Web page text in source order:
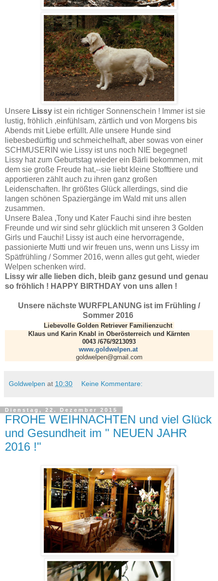
Unsere Lissy ist ein richtiger Sonnenschein ! Immer ist sie
lustig, fröhlich ,einfühlsam, zärtlich und von Morgens bis
Abends mit Liebe erfüllt. Alle unsere Hunde sind
liebesbedürftig und schmeichelhaft, aber sowas von einer
SCHMUSERIN wie Lissy ist uns noch NIE begegnet!
Lissy hat zum Geburtstag wieder ein Bärli bekommen, mit
dem sie große Freude hat,--sie liebt kleine Stofftiere und
apportieren zählt auch zu ihren ganz großen
Leidenschaften. Ihr größtes Glück allerdings, sind die
langen schönen Spaziergänge im Wald mit uns allen
zusammen.
Unsere Balea ,Tony und Kater Fauchi sind ihre besten
Freunde und wir sind sehr glücklich mit unseren 3 Golden
Girls und Fauchi! Lissy ist auch eine hervorragende,
passionierte Mutti und wir freuen uns, wenn uns Lissy im
Spätfrühling / Sommer 2016, wenn alles gut geht, wieder
Welpen schenken wird.
Lissy wir alle lieben dich, bleib ganz gesund und genau
so fröhlich ! HAPPY BIRTHDAY von uns allen !
Unsere nächste WURFPLANUNG ist im Frühling /
Sommer 2016
Liebevolle Golden Retriever Familienzucht
Klaus und Karin Knabl in Oberösterreich und Kärnten
0043 /676/9213093
www.goldwelpen.at
goldwelpen@gmail.com
Goldwelpen at 10:30 Keine Kommentare:
Dienstag, 22. Dezember 2015
FROHE WEIHNACHTEN und viel Glück
und Gesundheit im " NEUEN JAHR
2016 !"